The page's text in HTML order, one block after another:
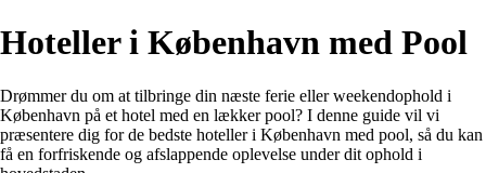
Hoteller i København med Pool
Drømmer du om at tilbringe din næste ferie eller weekendophold i
København på et hotel med en lækker pool? I denne guide vil vi
præsentere dig for de bedste hoteller i København med pool, så du kan
få en forfriskende og afslappende oplevelse under dit ophold i